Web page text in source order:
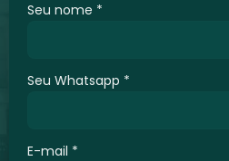
Seu nome *
Seu Whatsapp *
E-mail *